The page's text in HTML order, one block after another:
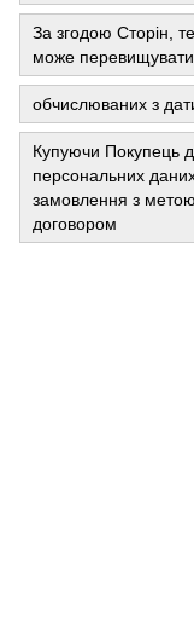
За згодою Сторін,
може перевищувати
обчислюваних з
Купуючи Покупець
персональних
замовлення з
договором